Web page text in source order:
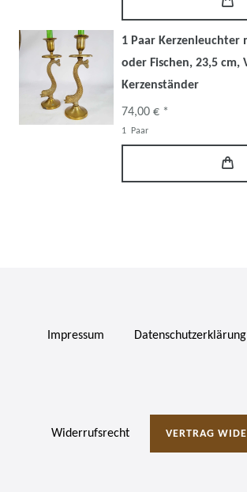
1 Paar Kerzenleuchter
oder Fischen, 23,5 cm,
Kerzenständer
74,00 € *
1 Paar
Impressum Daten­schutz­erklärung
Widerrufs­recht VERTRAG